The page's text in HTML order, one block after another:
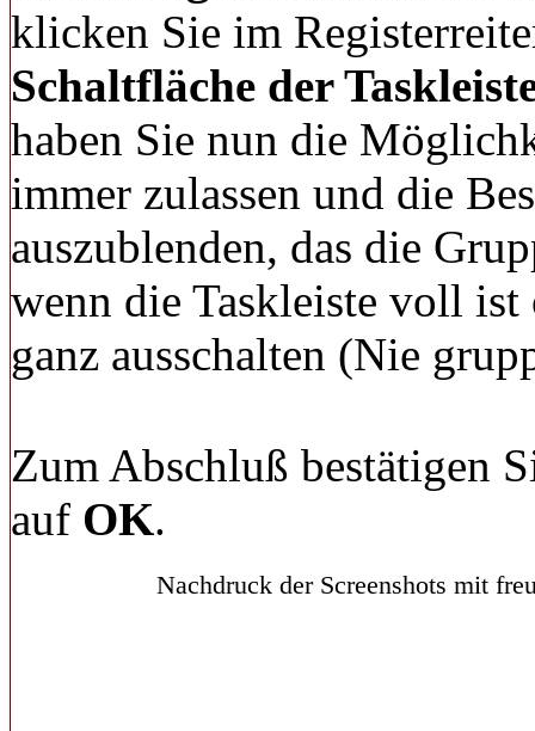
klicken Sie im
Schaltfläche der
haben Sie nun die
immer zulassen und die
auszublenden, das die
wenn die Taskleiste voll
ganz ausschalten (Nie
Zum Abschluß bestätigen
auf OK.
Nachdruck der Screenshots mit